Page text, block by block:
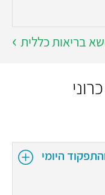
בריאות כללית
היומי